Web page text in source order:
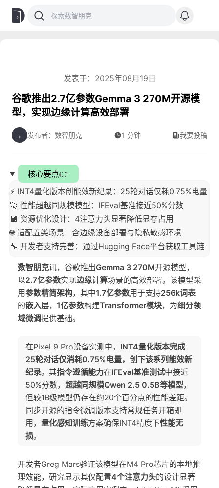
发表于：2025年08月19日
谷歌推出2.7亿参数Gemma 3 270M开源模
型，实现边缘计算高效部署
发布者：数智朋克 1 分钟 我要投稿
核心要点👉
⚡ INT4量化版本创能效新纪录：25轮对话仅耗0.75%电量
🚀 性能超越同规模模型：IFEval基准接近50%分数
💾 资源优化设计：4注意力头显著降低显存占用
🌐 适配五类场景：含边缘设备部署与隐私敏感环境
🔧 开发者支持完善：通过Hugging Face平台获取工具链
数智朋克讯，谷歌推出Gemma 3 270M开源模型，
以2.7亿参数实现边缘计算场景的高效部署。该模型采
用参数精简架构，其中1.7亿参数用于支持256k词表
的嵌入层， 1亿参数构建Transformer模块，为细分领
域微调提供基础。
在Pixel 9 Pro设备实测中， INT4量化版本完成
25轮对话仅消耗0.75%电量，创下该系列能效新
纪录。其指令遵循能力在IFEval基准测试中接近
50%分数， 超越同规模Qwen 2.5 0.5B等模型，
但较1B级模型仍存在约20个百分点的性能差距。
同步开源的指令微调版本支持常规任务开箱即
用， 量化感知训练方案确保INT4精度下性能无
损。
开发者Greg Mars验证该模型在M4 Pro芯片的本地推
理效能，研究显示其仅配置4个注意力头的设计显著